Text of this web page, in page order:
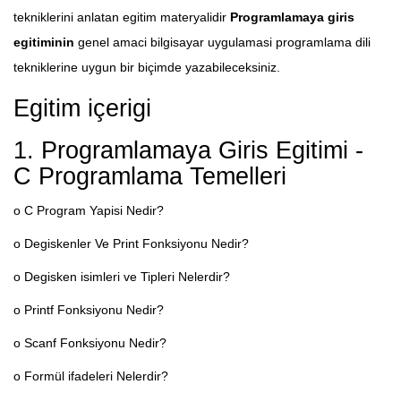
tekniklerini anlatan egitim materyalidir Programlamaya giris
egitiminin genel amaci bilgisayar uygulamasi programlama dili
tekniklerine uygun bir biçimde yazabileceksiniz.
Egitim içerigi
1. Programlamaya Giris Egitimi -
C Programlama Temelleri
o C Program Yapisi Nedir?
o Degiskenler Ve Print Fonksiyonu Nedir?
o Degisken isimleri ve Tipleri Nelerdir?
o Printf Fonksiyonu Nedir?
o Scanf Fonksiyonu Nedir?
o Formül ifadeleri Nelerdir?